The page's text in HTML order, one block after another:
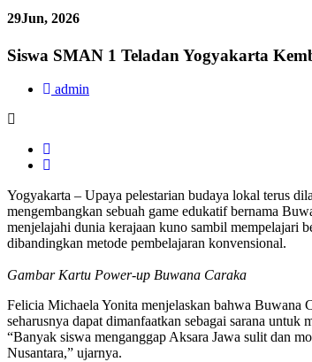
29Jun, 2026
Siswa SMAN 1 Teladan Yogyakarta
admin
Yogyakarta – Upaya pelestarian budaya lokal terus
mengembangkan sebuah game edukatif bernama
menjelajahi dunia kerajaan kuno sambil mempelajari
dibandingkan metode pembelajaran konvensional.
Gambar Kartu Power-up Buwana Caraka
Felicia Michaela Yonita menjelaskan bahwa Buwana
seharusnya dapat dimanfaatkan sebagai sarana
“Banyak siswa menganggap Aksara Jawa sulit dan
Nusantara,” ujarnya.